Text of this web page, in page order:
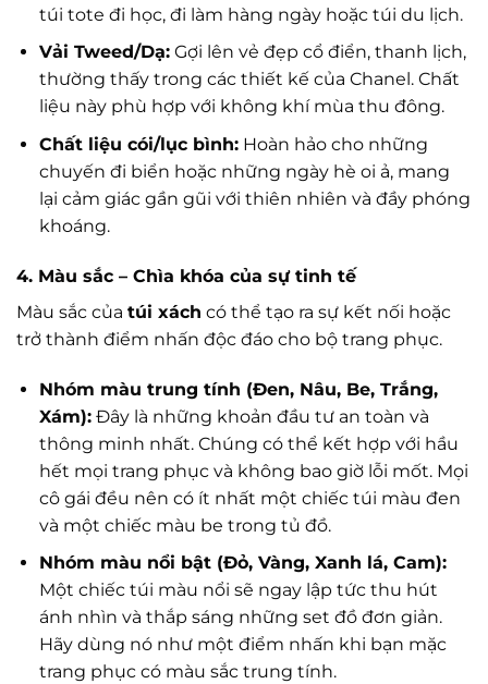
túi tote đi học, đi làm hàng ngày hoặc túi du lịch.
Vải Tweed/Dạ:Gợi lên vẻ đẹp cổ điển, thanh lịch,
thường thấy trong các thiết kế của Chanel. Chất
liệu này phù hợp với không khí mùa thu đông.
Chất liệu cói/lục bình:Hoàn hảo cho những
chuyến đi biển hoặc những ngày hè oi ả, mang
lại cảm giác gần gũi với thiên nhiên và đầy phóng
khoáng.
4. Màu sắc – Chìa khóa của sự tinh tế
Màu sắc của túi xách có thể tạo ra sự kết nối hoặc
trở thành điểm nhấn độc đáo cho bộ trang phục.
Nhóm màu trung tính (Đen, Nâu, Be, Trắng,
Xám):Đây là những khoản đầu tư an toàn và
thông minh nhất. Chúng có thể kết hợp với hầu
hết mọi trang phục và không bao giờ lỗi mốt. Mọi
cô gái đều nên có ít nhất một chiếc túi màu đen
và một chiếc màu be trong tủ đồ.
Nhóm màu nổi bật (Đỏ, Vàng, Xanh lá, Cam):
Một chiếc túi màu nổi sẽ ngay lập tức thu hút
ánh nhìn và thắp sáng những set đồ đơn giản.
Hãy dùng nó như một điểm nhấn khi bạn mặc
trang phục có màu sắc trung tính.